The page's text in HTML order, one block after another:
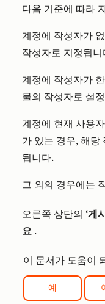
다음 기준에 따라
계정에 작성자가
작성자로 지정됩니
계정에 작성자가
물의 작성자로 설
계정에 현재 사용
가 있는 경우, 해당
됩니다.
그 외의 경우에는
오른쪽 상단의 ‘게
요 .
이 문서가 도움이
예